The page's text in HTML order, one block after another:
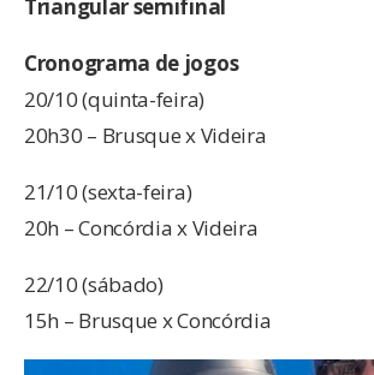
Triangular semifinal
Cronograma de jogos
20/10 (quinta-feira)
20h30 – Brusque x Videira
21/10 (sexta-feira)
20h – Concórdia x Videira
22/10 (sábado)
15h – Brusque x Concórdia